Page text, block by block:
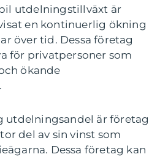
utdelningstillväxt är
en kontinuerlig ökning
över tid. Dessa företag
för privatpersoner som
ökande
utdelningsandel är företag
del av sin vinst som
Dessa företag kan